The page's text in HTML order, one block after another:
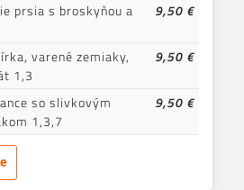
prsia s broskyňou a
9,50 €
varené zemiaky,
1,3
9,50 €
so slivkovým
1,3,7
9,50 €